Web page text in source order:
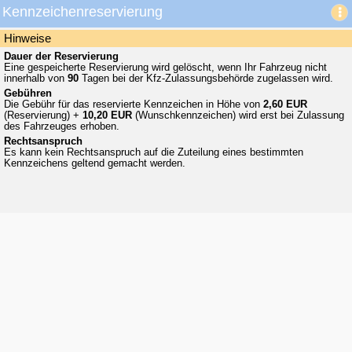
Kennzeichenreservierung
Kennzeichenreservierung
Hinweise
Dauer der Reservierung
Eine gespeicherte Reservierung wird gelöscht, wenn Ihr Fahrzeug nicht
innerhalb von 90 Tagen bei der Kfz-Zulassungsbehörde zugelassen wird.
Gebühren
Die Gebühr für das reservierte Kennzeichen in Höhe von 2,60 EUR
(Reservierung) + 10,20 EUR (Wunschkennzeichen) wird erst bei Zulassung
des Fahrzeuges erhoben.
Rechtsanspruch
Es kann kein Rechtsanspruch auf die Zuteilung eines bestimmten
Kennzeichens geltend gemacht werden.